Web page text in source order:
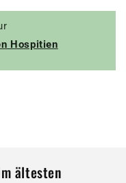
Hospitien
ältesten